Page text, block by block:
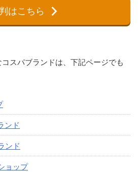
はこちら
スパブランドは、下記ページでも
ンド
ンド
ョップ